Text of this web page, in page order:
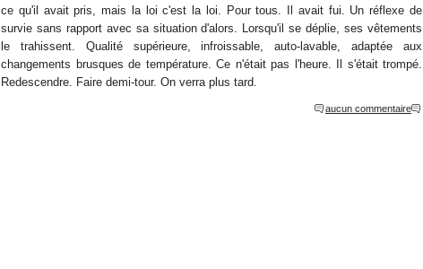
ce qu'il avait pris, mais la loi c'est la loi. Pour tous. Il avait fui. Un réflexe de
survie sans rapport avec sa situation d'alors. Lorsqu'il se déplie, ses vêtements
le trahissent. Qualité supérieure, infroissable, auto-lavable, adaptée aux
changements brusques de température. Ce n'était pas l'heure. Il s'était trompé.
Redescendre. Faire demi-tour. On verra plus tard.
aucun commentaire